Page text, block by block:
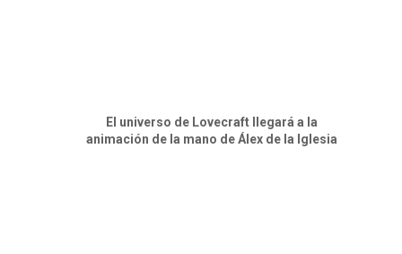
El universo de Lovecraft llegará a la
animación de la mano de Álex de la Iglesia